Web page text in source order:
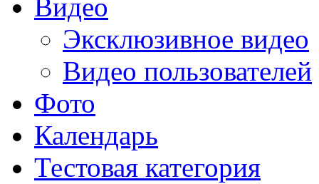
Видео
Эксклюзивное видео
Видео пользователей
Фото
Календарь
Тестовая категория